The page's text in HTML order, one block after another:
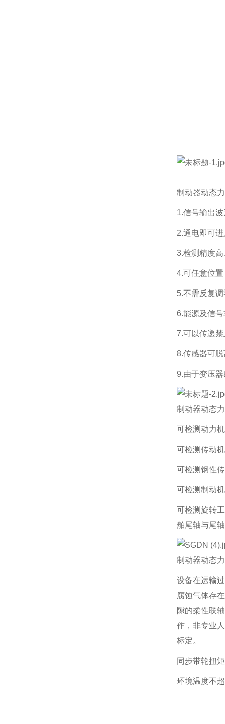
制动器动态
1.信号输出
2.通电即可
3.检测精度
4.可任意位
5.不需反复
6.能源及信
7.可以传递
8.传感器可
9.由于变压
制动器动态
可检测动力
可检测传动
可检测钢性
可检测制动
可检测旋转
舶尾轴与尾
制动器动态
设备在运输
腐蚀气体存
隙的柔性联
作，非专业
标定。
同步带轮扭
环境温度不